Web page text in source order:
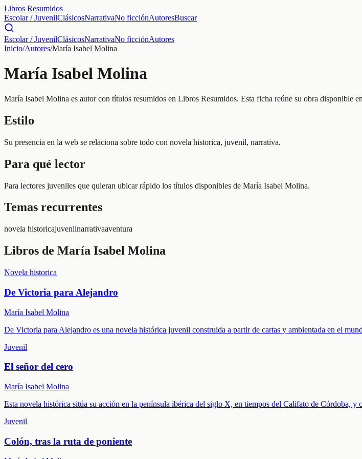
Libros Resumidos
Escolar / JuvenilClásicosNarrativaNo ficciónAutoresBuscar
Escolar / JuvenilClásicosNarrativaNo ficciónAutores
Inicio/Autores/María Isabel Molina
María Isabel Molina
María Isabel Molina es autor con títulos resumidos en Libros Resumidos. Esta ficha reúne su obra disponible
Estilo
Su presencia en la web se relaciona sobre todo con novela historica, juvenil, narrativa.
Para qué lector
Para lectores juveniles que quieran ubicar rápido los títulos disponibles de María Isabel Molina.
Temas recurrentes
novela historicajuvenilnarrativaaventura
Libros de María Isabel Molina
Novela historica
De Victoria para Alejandro
María Isabel Molina
De Victoria para Alejandro es una novela histórica juvenil construida a partir de cartas y ambientada en el
Juvenil
El señor del cero
María Isabel Molina
Esta novela histórica sitúa su acción en la península ibérica del siglo X, en tiempos del Califato de Córdoba, y
Juvenil
Colón, tras la ruta de poniente